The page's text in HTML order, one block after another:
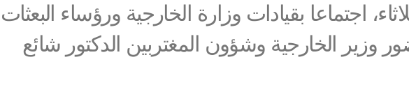
اجتماعا بقيادات وزارة الخارجية ورؤساء البعثات
وزير الخارجية وشؤون المغتربين الدكتور شائع